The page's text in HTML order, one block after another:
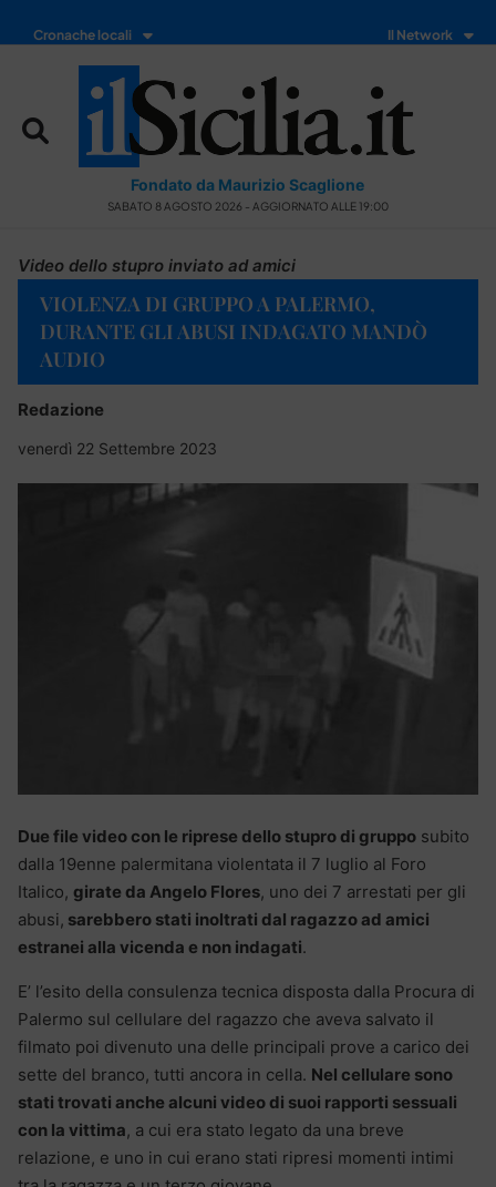
Cronache locali Il Network
Fondato da Maurizio Scaglione
SABATO 8 AGOSTO 2026 - AGGIORNATO ALLE 19:00
Video dello stupro inviato ad amici
VIOLENZA DI GRUPPO A PALERMO,
DURANTE GLI ABUSI INDAGATO MANDÒ
AUDIO
Redazione
venerdì 22 Settembre 2023
Due file video con le riprese dello stupro di gruppo subito
dalla 19enne palermitana violentata il 7 luglio al Foro
Italico, girate da Angelo Flores, uno dei 7 arrestati per gli
abusi, sarebbero stati inoltrati dal ragazzo ad amici
estranei alla vicenda e non indagati.
E’ l’esito della consulenza tecnica disposta dalla Procura di
Palermo sul cellulare del ragazzo che aveva salvato il
filmato poi divenuto una delle principali prove a carico dei
sette del branco, tutti ancora in cella. Nel cellulare sono
stati trovati anche alcuni video di suoi rapporti sessuali
con la vittima, a cui era stato legato da una breve
relazione, e uno in cui erano stati ripresi momenti intimi